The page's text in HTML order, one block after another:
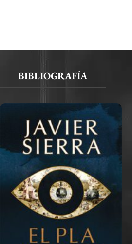
BIBLIOGRAFÍA